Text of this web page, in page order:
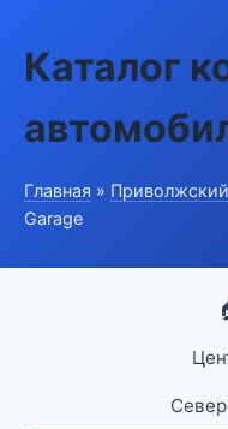
Каталог
Главная »
Garage